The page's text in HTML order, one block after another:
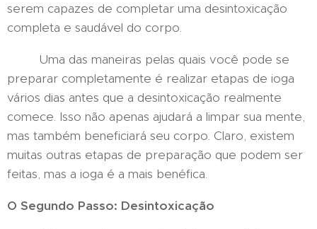
serem capazes de completar uma desintoxicação
completa e saudável do corpo.
Uma das maneiras pelas quais você pode se
preparar completamente é realizar etapas de ioga
vários dias antes que a desintoxicação realmente
comece. Isso não apenas ajudará a limpar sua mente,
mas também beneficiará seu corpo. Claro, existem
muitas outras etapas de preparação que podem ser
feitas, mas a ioga é a mais benéfica.
O Segundo Passo: Desintoxicação